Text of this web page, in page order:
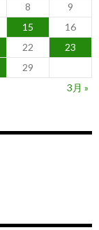
8
9
15
16
22
23
29
3月 »